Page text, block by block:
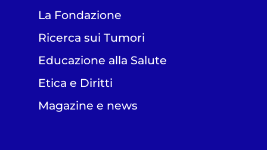
La Fondazione
Ricerca sui Tumori
Educazione alla Salute
Etica e Diritti
Magazine e news